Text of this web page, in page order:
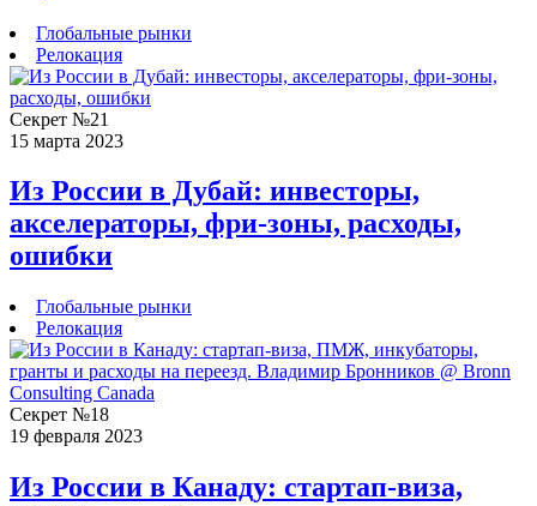
Глобальные рынки
Релокация
Секрет №21
15 марта 2023
Из России в Дубай: инвесторы,
акселераторы, фри-зоны, расходы,
ошибки
Глобальные рынки
Релокация
Секрет №18
19 февраля 2023
Из России в Канаду: стартап-виза,